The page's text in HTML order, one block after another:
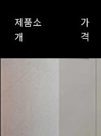
제품소
개
가
격